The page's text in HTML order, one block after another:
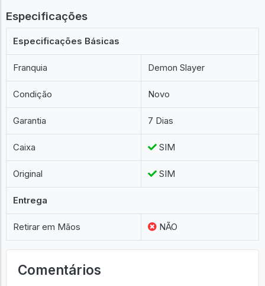
Especificações
Especificações Básicas
Franquia Demon Slayer
Condição Novo
Garantia 7 Dias
Caixa SIM
Original SIM
Entrega
Retirar em Mãos NÃO
Comentários